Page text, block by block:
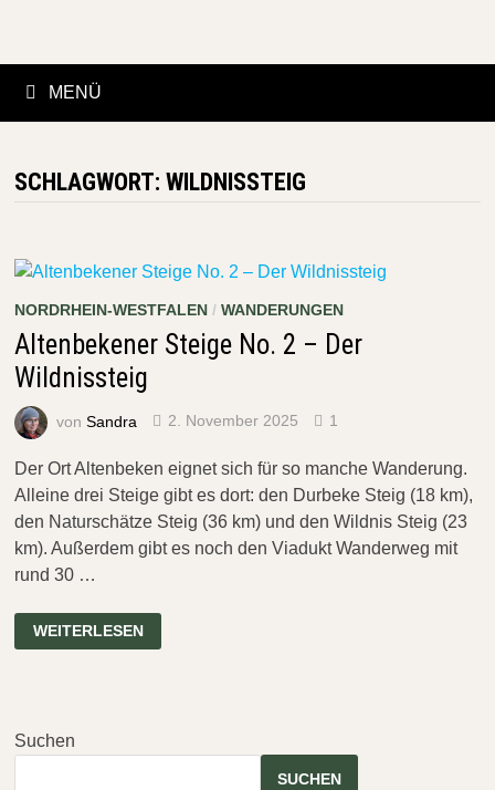
Inhalt
MENÜ
SCHLAGWORT: WILDNISSTEIG
NORDRHEIN-WESTFALEN/ WANDERUNGEN
Altenbekener Steige No. 2 – Der
Wildnissteig
von Sandra 2. November 2025 1
Der Ort Altenbeken eignet sich für so manche Wanderung.
Alleine drei Steige gibt es dort: den Durbeke Steig (18 km),
den Naturschätze Steig (36 km) und den Wildnis Steig (23
km). Außerdem gibt es noch den Viadukt Wanderweg mit
rund 30 …
ALTENBEKENER
STEIGE
WEITERLESEN
Suchen
SUCHEN